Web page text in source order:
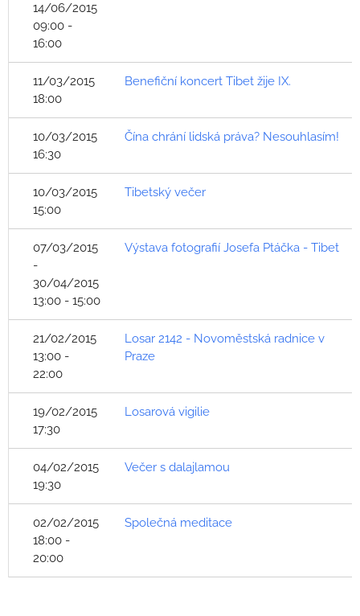
14/06/2015
09:00 -
16:00
11/03/2015
18:00
Benefiční koncert Tibet žije IX.
10/03/2015
16:30
Čína chrání lidská práva? Nesouhlasím!
10/03/2015
15:00
Tibetský večer
07/03/2015
-
30/04/2015
13:00 - 15:00
Výstava fotografií Josefa Ptáčka - Tibet
21/02/2015
13:00 -
22:00
Losar 2142 - Novoměstská radnice v
Praze
19/02/2015
17:30
Losarová vigilie
04/02/2015
19:30
Večer s dalajlamou
02/02/2015
18:00 -
20:00
Společná meditace